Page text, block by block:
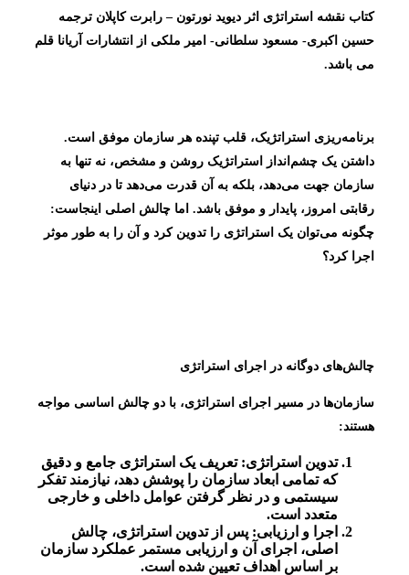
کتاب نقشه استراتژی اثر دیوید نورتون – رابرت کاپلان ترجمه
حسین اکبری- مسعود سلطانی- امیر ملکی از انتشارات آریانا قلم
می باشد.
برنامه‌ریزی استراتژیک، قلب تپنده هر سازمان موفق است.
داشتن یک چشم‌انداز استراتژیک روشن و مشخص، نه تنها به
سازمان جهت می‌دهد، بلکه به آن قدرت می‌دهد تا در دنیای
رقابتی امروز، پایدار و موفق باشد. اما چالش اصلی اینجاست:
چگونه می‌توان یک استراتژی را تدوین کرد و آن را به طور موثر
اجرا کرد؟
چالش‌های دوگانه در اجرای استراتژی
سازمان‌ها در مسیر اجرای استراتژی، با دو چالش اساسی مواجه
هستند:
تدوین استراتژی: تعریف یک استراتژی جامع و دقیق
که تمامی ابعاد سازمان را پوشش دهد، نیازمند تفکر
سیستمی و در نظر گرفتن عوامل داخلی و خارجی
متعدد است.
اجرا و ارزیابی: پس از تدوین استراتژی، چالش
اصلی، اجرای آن و ارزیابی مستمر عملکرد سازمان
بر اساس اهداف تعیین شده است.